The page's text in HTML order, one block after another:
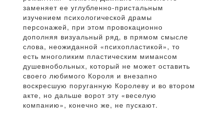
заменяет ее углубленно-пристальным
изучением психологической драмы
персонажей, при этом провокационно
дополняя визуальный ряд, в прямом смысле
слова, неожиданной «психопластикой», то
есть многоликим пластическим мимансом
душевнобольных, который не может оставить
своего любимого Короля и внезапно
воскресшую поруганную Королеву и во втором
акте, но дальше ворот эту «веселую
компанию», конечно же, не пускают.